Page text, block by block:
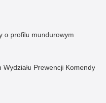
o profilu mundurowym
Wydziału Prewencji Komendy